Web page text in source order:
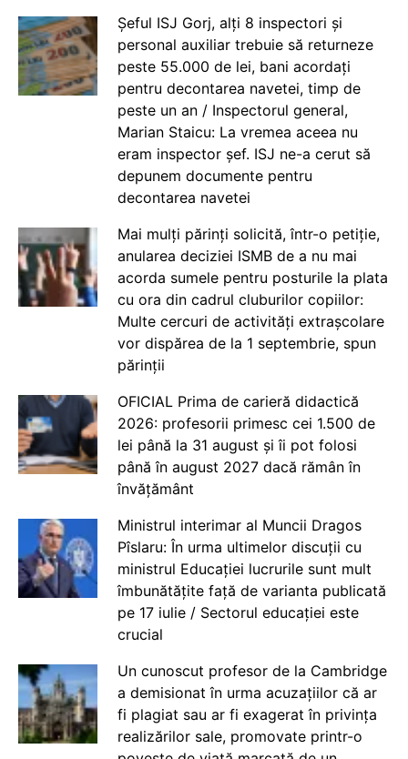
Șeful ISJ Gorj, alți 8 inspectori și
personal auxiliar trebuie să returneze
peste 55.000 de lei, bani acordați
pentru decontarea navetei, timp de
peste un an / Inspectorul general,
Marian Staicu: La vremea aceea nu
eram inspector șef. ISJ ne-a cerut să
depunem documente pentru
decontarea navetei
Mai mulți părinți solicită, într-o petiție,
anularea deciziei ISMB de a nu mai
acorda sumele pentru posturile la plata
cu ora din cadrul cluburilor copiilor:
Multe cercuri de activități extrașcolare
vor dispărea de la 1 septembrie, spun
părinții
OFICIAL Prima de carieră didactică
2026: profesorii primesc cei 1.500 de
lei până la 31 august și îi pot folosi
până în august 2027 dacă rămân în
învățământ
Ministrul interimar al Muncii Dragos
Pîslaru: În urma ultimelor discuții cu
ministrul Educației lucrurile sunt mult
îmbunătățite față de varianta publicată
pe 17 iulie / Sectorul educației este
crucial
Un cunoscut profesor de la Cambridge
a demisionat în urma acuzațiilor că ar
fi plagiat sau ar fi exagerat în privința
realizărilor sale, promovate printr-o